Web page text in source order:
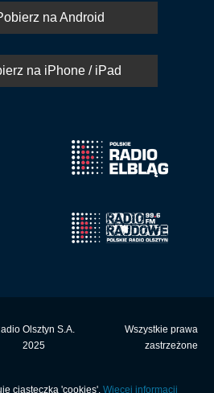
na Android
na iPhone / iPad
Olsztyn S.A.
2025
Wszystkie prawa
zastrzeżone
ciasteczka 'cookies'. Więcej informacji